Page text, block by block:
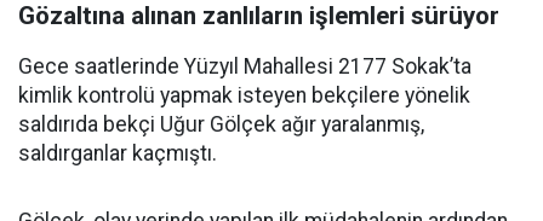
Gözaltına alınan zanlıların işlemleri sürüyor
Gece saatlerinde Yüzyıl Mahallesi 2177 Sokak’ta
kimlik kontrolü yapmak isteyen bekçilere yönelik
saldırıda bekçi Uğur Gölçek ağır yaralanmış,
saldırganlar kaçmıştı.